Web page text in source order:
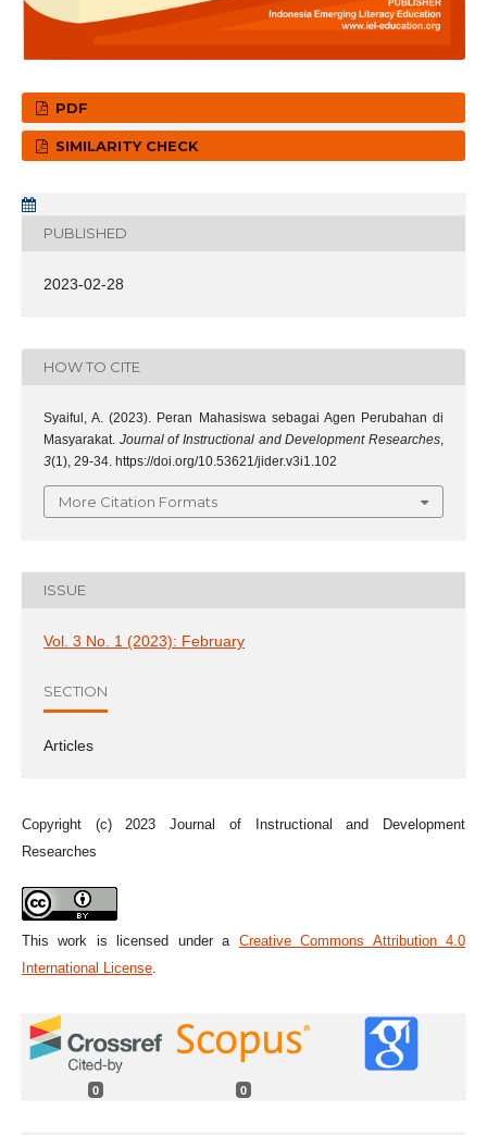
PDF
SIMILARITY CHECK
PUBLISHED
2023-02-28
HOW TO CITE
Syaiful, A. (2023). Peran Mahasiswa sebagai Agen Perubahan di
Masyarakat. Journal of Instructional and Development Researches,
3(1), 29-34. https://doi.org/10.53621/jider.v3i1.102
More Citation Formats
ISSUE
Vol. 3 No. 1 (2023): February
SECTION
Articles
Copyright (c) 2023 Journal of Instructional and Development
Researches
This work is licensed under a Creative Commons Attribution 4.0
International License
0 0